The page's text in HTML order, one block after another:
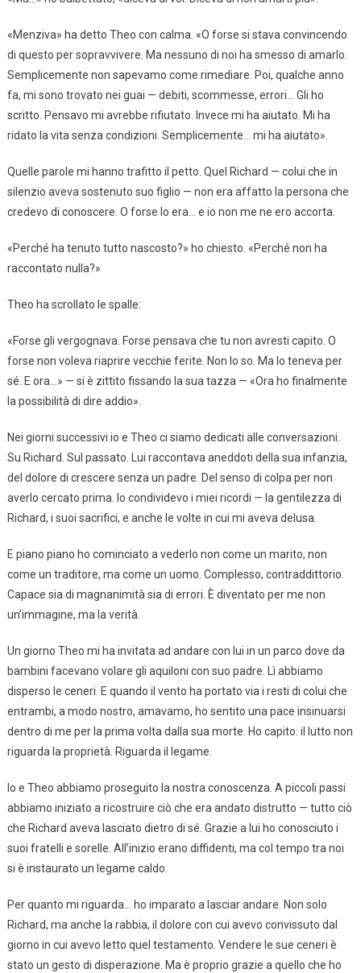
«Menziva» ha detto Theo con calma. «O forse si stava convincendo
di questo per sopravvivere. Ma nessuno di noi ha smesso di amarlo.
Semplicemente non sapevamo come rimediare. Poi, qualche anno
fa, mi sono trovato nei guai — debiti, scommesse, errori… Gli ho
scritto. Pensavo mi avrebbe rifiutato. Invece mi ha aiutato. Mi ha
ridato la vita senza condizioni. Semplicemente… mi ha aiutato».
Quelle parole mi hanno trafitto il petto. Quel Richard — colui che in
silenzio aveva sostenuto suo figlio — non era affatto la persona che
credevo di conoscere. O forse lo era… e io non me ne ero accorta.
«Perché ha tenuto tutto nascosto?» ho chiesto. «Perché non ha
raccontato nulla?»
Theo ha scrollato le spalle:
«Forse gli vergognava. Forse pensava che tu non avresti capito. O
forse non voleva riaprire vecchie ferite. Non lo so. Ma lo teneva per
sé. E ora…» — si è zittito fissando la sua tazza — «Ora ho finalmente
la possibilità di dire addio».
Nei giorni successivi io e Theo ci siamo dedicati alle conversazioni.
Su Richard. Sul passato. Lui raccontava aneddoti della sua infanzia,
del dolore di crescere senza un padre. Del senso di colpa per non
averlo cercato prima. Io condividevo i miei ricordi — la gentilezza di
Richard, i suoi sacrifici, e anche le volte in cui mi aveva delusa.
E piano piano ho cominciato a vederlo non come un marito, non
come un traditore, ma come un uomo. Complesso, contraddittorio.
Capace sia di magnanimità sia di errori. È diventato per me non
un’immagine, ma la verità.
Un giorno Theo mi ha invitata ad andare con lui in un parco dove da
bambini facevano volare gli aquiloni con suo padre. Lì abbiamo
disperso le ceneri. E quando il vento ha portato via i resti di colui che
entrambi, a modo nostro, amavamo, ho sentito una pace insinuarsi
dentro di me per la prima volta dalla sua morte. Ho capito: il lutto non
riguarda la proprietà. Riguarda il legame.
Io e Theo abbiamo proseguito la nostra conoscenza. A piccoli passi
abbiamo iniziato a ricostruire ciò che era andato distrutto — tutto ciò
che Richard aveva lasciato dietro di sé. Grazie a lui ho conosciuto i
suoi fratelli e sorelle. All’inizio erano diffidenti, ma col tempo tra noi
si è instaurato un legame caldo.
Per quanto mi riguarda… ho imparato a lasciar andare. Non solo
Richard, ma anche la rabbia, il dolore con cui avevo convissuto dal
giorno in cui avevo letto quel testamento. Vendere le sue ceneri è
stato un gesto di disperazione. Ma è proprio grazie a quello che ho